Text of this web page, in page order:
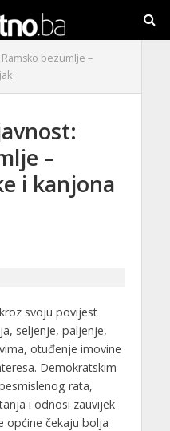
bezumlje –
–
i kanjona
svoju povijest
seljenje, paljenje,
otuđenje imovine
Demokratskim
rata,
i odnosi zauvijek
općine čekaju bolja